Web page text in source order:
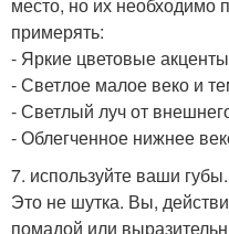
место, но их необходимо
примерять:
- Яркие цветовые
- Светлое малое веко и
- Светлый луч от
- Облегченное нижнее
7. используйте ваши губы.
Это не шутка. Вы,
помадой или